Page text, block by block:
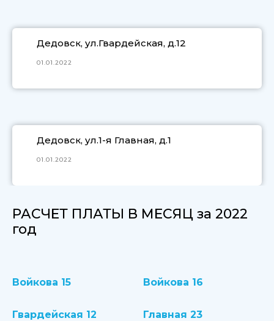
Дедовск, ул.Гвардейская, д.12
01.01.2022
Дедовск, ул.1-я Главная, д.1
01.01.2022
РАСЧЕТ ПЛАТЫ В МЕСЯЦ за 2022
год
Войкова 15 Войкова 16
Гвардейская 12 Главная 23